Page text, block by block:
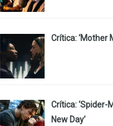
Crítica: ‘Mother
Crítica: ‘Spider-
New Day’